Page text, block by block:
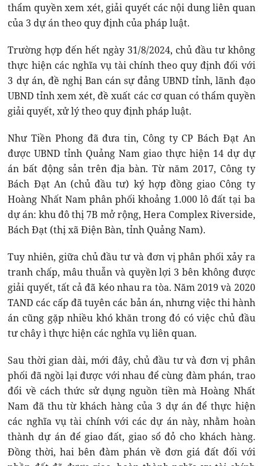
thẩm quyền xem xét, giải quyết các nội dung liên quan
của 3 dự án theo quy định của pháp luật.
Trường hợp đến hết ngày 31/8/2024, chủ đầu tư không
thực hiện các nghĩa vụ tài chính theo quy định đối với
3 dự án, đề nghị Ban cán sự đảng UBND tỉnh, lãnh đạo
UBND tỉnh xem xét, đề xuất các cơ quan có thẩm quyền
giải quyết, xử lý theo quy định pháp luật.
Như Tiền Phong đã đưa tin, Công ty CP Bách Đạt An
được UBND tỉnh Quảng Nam giao thực hiện 14 dự dự
án bất động sản trên địa bàn. Từ năm 2017, Công ty
Bách Đạt An (chủ đầu tư) ký hợp đồng giao Công ty
Hoàng Nhất Nam phân phối khoảng 1.000 lô đất tại ba
dự án: khu đô thị 7B mở rộng, Hera Complex Riverside,
Bách Đạt (thị xã Điện Bàn, tỉnh Quảng Nam).
Tuy nhiên, giữa chủ đầu tư và đơn vị phân phối xảy ra
tranh chấp, mâu thuẫn và quyền lợi 3 bên không được
giải quyết, tất cả đã kéo nhau ra tòa. Năm 2019 và 2020
TAND các cấp đã tuyên các bản án, nhưng việc thi hành
án cũng gặp nhiều khó khăn trong đó có việc chủ đầu
tư chây ì thực hiện các nghĩa vụ liên quan.
Sau thời gian dài, mới đây, chủ đầu tư và đơn vị phân
phối đã ngồi lại được với nhau để cùng đàm phán, trao
đổi về cách thức sử dụng nguồn tiền mà Hoàng Nhất
Nam đã thu từ khách hàng của 3 dự án để thực hiện
các nghĩa vụ tài chính với các dự án này, nhằm hoàn
thành dự án để giao đất, giao sổ đỏ cho khách hàng.
Đồng thời, hai bên đàm phán về đơn giá đất đối với